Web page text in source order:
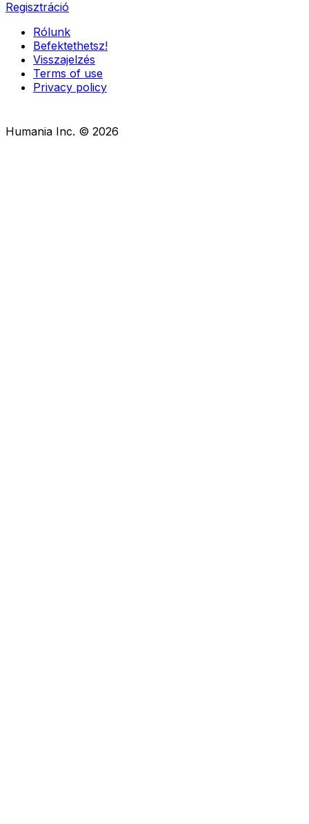
Regisztráció
Rólunk
Befektethetsz!
Visszajelzés
Terms of use
Privacy policy
Humania Inc. © 2026